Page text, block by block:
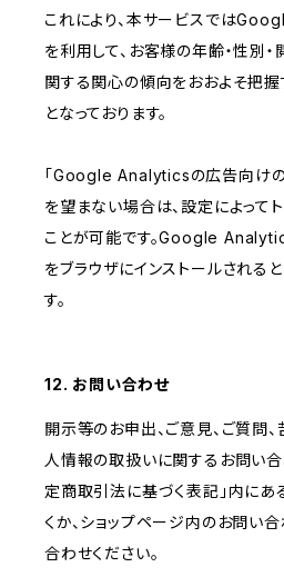
これにより、本サービスでは
を利用して、お客様の年齢・性別
関する関心の傾向をおおよそ把
となっております。
「Google Analyticsの広告向けの
を望まない場合は、設定によって
ことが可能です。Google
をブラウザにインストールされる
す。
12. お問い合わせ
開示等のお申出、ご意見、ご質問
人情報の取扱いに関するお問い合
定商取引法に基づく表記」内に
くか、ショップページ内のお問い
合わせください。